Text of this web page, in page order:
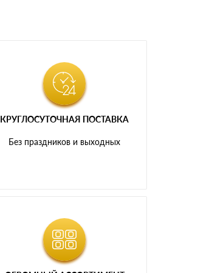
КРУГЛОСУТОЧНАЯ ПОСТАВКА
Без праздников и выходных